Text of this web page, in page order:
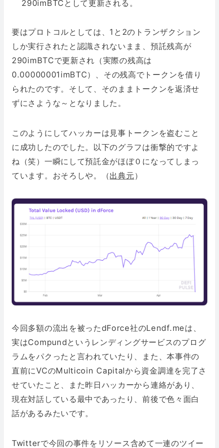
290imBTCとして更新される。
要はプロトコルとしては、1と2のトランザクション
しか実行されたと認識されないまま、預託残高が
290imBTCで更新され（実際の残高は
0.00000001imBTC）、その残高でトークンを借り
られたのです。そして、そのままトークンを返済せ
ずにさような～となりました。
このようにしてハッカーは見事トークンを盗むこと
に成功したのでした。以下のグラフは衝撃的ですよ
ね（笑）一瞬にして預託金がほぼ０になってしまっ
ています。おそろしや。（出典元 ）
今回多額の流出を被ったdForce社のLendf.meは、
実はCompundというレンディングサービスのプログ
ラムをパクったと言われていたり、また、本事件の
直前にVCのMulticoin Capitalから資金調達を完了さ
せていたこと、また昨日ハッカーから連絡があり、
現在対話している最中であったり、前後で色々面白
話があるみたいです。
Twitterで今回の事件をリソース含めて一連のツイー